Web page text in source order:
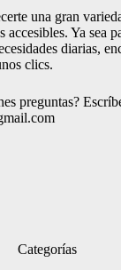
una gran
accesibles. Ya sea
diarias,
clics.
preguntas?
Categorías